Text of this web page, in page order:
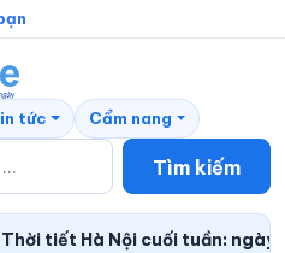
Tìm kiếm
tức Cẩm nang
Thời tiết Hà Nội cuối tuần: ngày